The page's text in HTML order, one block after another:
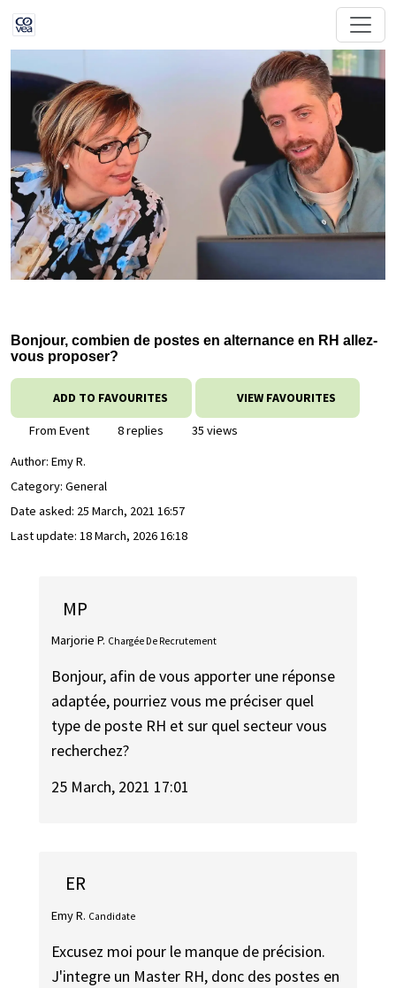
Bonjour, combien de postes en alternance en RH allez-
vous proposer?
ADD TO FAVOURITES VIEW FAVOURITES
From Event 8 replies
35 views
Author: Emy R.
Category: General
Date asked: 25 March, 2021 16:57
Last update: 18 March, 2026 16:18
MP
Marjorie P. Chargée De Recrutement
Bonjour, afin de vous apporter une réponse
adaptée, pourriez vous me préciser quel
type de poste RH et sur quel secteur vous
recherchez?
25 March, 2021 17:01
ER
Emy R. Candidate
Excusez moi pour le manque de précision.
J'integre un Master RH, donc des postes en